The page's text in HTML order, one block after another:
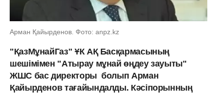
Арман Қайырденов. Фото: anpz.kz
"ҚазМұнайГаз" ҰК АҚ Басқармасының
шешімімен "Атырау мұнай өңдеу зауыты"
ЖШС бас директоры болып Арман
Қайырденов тағайындалды. Кәсіпорынның